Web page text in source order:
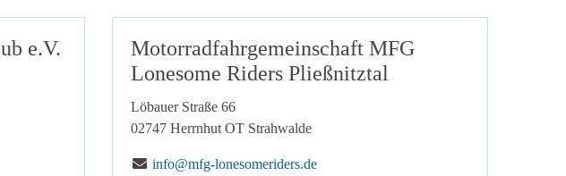
e.V.
Motorradfahrgemeinschaft MFG
Lonesome Riders Pließnitztal
Löbauer Straße 66
02747 Herrnhut OT Strahwalde
E-Mail:
info@mfg-lonesomeriders.de